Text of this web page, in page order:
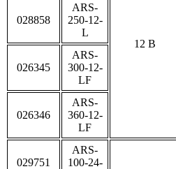
12 В
028858
ARS-
250-12-
L
026345
ARS-
300-12-
LF
026346
ARS-
360-12-
LF
029751
ARS-
100-24-